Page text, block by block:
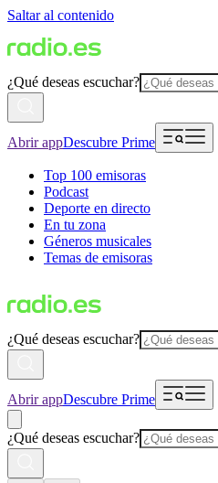
Saltar al contenido
¿Qué deseas escuchar?
Abrir appDescubre Prime
Top 100 emisoras
Podcast
Deporte en directo
En tu zona
Géneros musicales
Temas de emisoras
¿Qué deseas escuchar?
Abrir appDescubre Prime
¿Qué deseas escuchar?